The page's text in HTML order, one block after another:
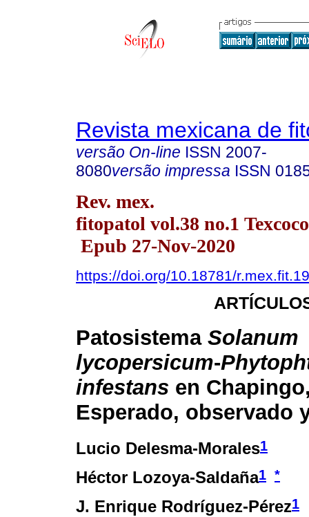
Revista mexicana de
versão On-line ISSN 2007-
8080versão impressa ISSN
Rev. mex.
fitopatol vol.38 no.1
Epub 27-Nov-2020
https://doi.org/10.18781/
Patosistema Solanum
lycopersicum-
infestans en
Esperado, observado
Lucio Delesma-Morales1
Héctor Lozoya-Saldaña1 *
J. Enrique Rodríguez-Pérez1